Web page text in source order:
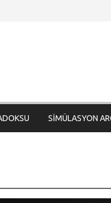
SİMÜLASYON